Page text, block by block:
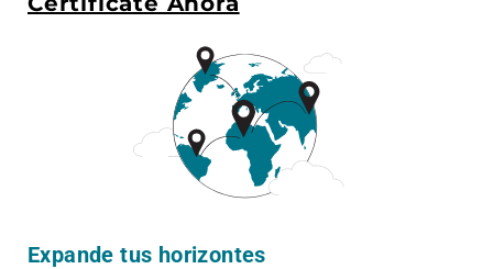
Expande tus horizontes